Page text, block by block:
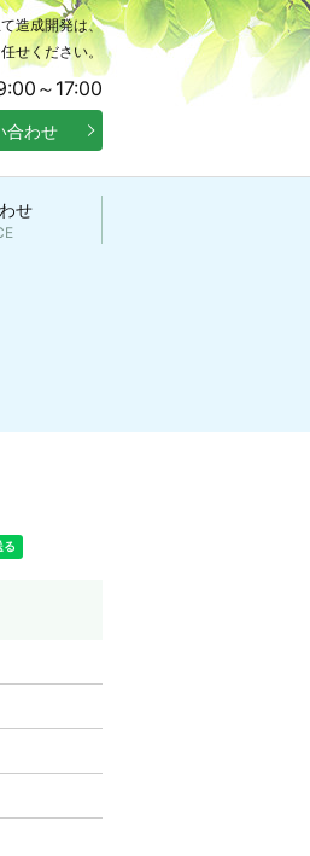
造成開発は、
せください。
～17:00
合わせ
せ